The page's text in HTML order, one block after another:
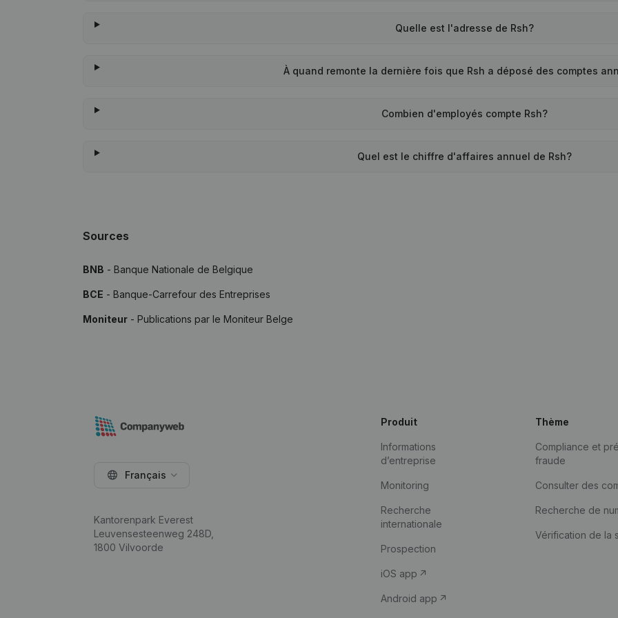
Quelle est l'adresse de Rsh?
À quand remonte la dernière fois que Rsh a déposé des comptes
Combien d'employés compte Rsh?
Quel est le chiffre d'affaires annuel de Rsh?
Sources
BNB - Banque Nationale de Belgique
BCE - Banque-Carrefour des Entreprises
Moniteur - Publications par le Moniteur Belge
Français
Kantorenpark Everest
Leuvensesteenweg 248D,
1800 Vilvoorde
Produit
Informations
d’entreprise
Monitoring
Recherche
internationale
Prospection
iOS app
Android app
Thème
Compliance et
fraude
Consulter des
Recherche de
Vérification de la